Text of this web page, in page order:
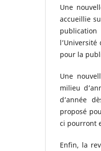
Une
accueillie
pour la
Une
milieu
d’année
proposé
ci pourront
Enfin, la